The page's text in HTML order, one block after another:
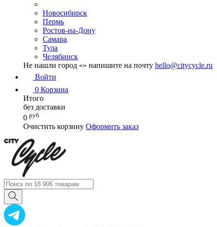
Новосибирск
Пермь
Ростов-на-Дону
Самара
Тула
Челябинск
Не нашли город «» напишите на почту hello@citycycle.ru
Войти
0 Корзина
Итого
без доставки
0 руб
Очистить корзину Оформить заказ